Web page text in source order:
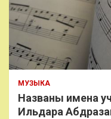
МУЗЫКА
Названы имена
Ильдара